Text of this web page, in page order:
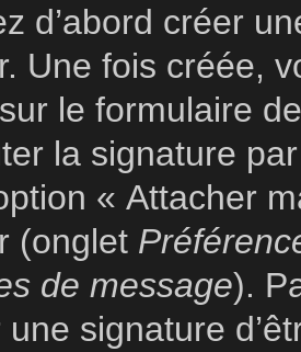
d’abord créer
Une fois créée,
sur le formulaire
la signature
« Attacher
(onglet
de message).
signature